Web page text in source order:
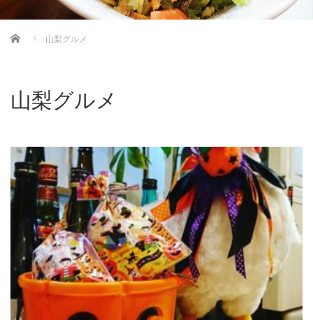
Home 山梨グルメ
山梨グルメ